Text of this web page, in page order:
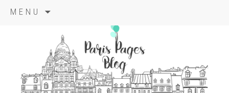
MENU
principal
paris pages
blog